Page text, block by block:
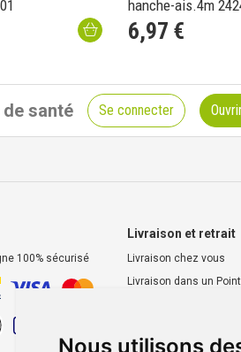
Nous utilisons
hanche-ais.4m
6,97 €
santé Se connecter
100% sécurisé
Livraison et retrait
Livraison chez vous
Livraison dans un Point
Retrait en casiers